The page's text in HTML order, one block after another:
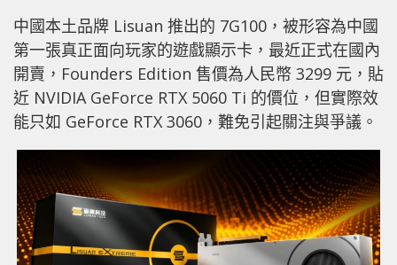
中國本土品牌 Lisuan 推出的 7G100，被形容為中國
第一張真正面向玩家的遊戲顯示卡，最近正式在國內
開賣，Founders Edition 售價為人民幣 3299 元，貼
近 NVIDIA GeForce RTX 5060 Ti 的價位，但實際效
能只如 GeForce RTX 3060，難免引起關注與爭議。